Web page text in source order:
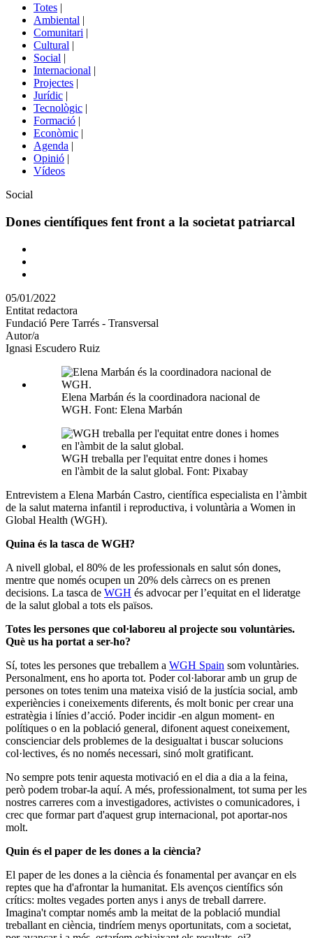
portals
Totes |
Ambiental |
Comunitari |
Cultural |
Social |
Internacional |
Projectes |
Jurídic |
Tecnològic |
Formació |
Econòmic |
Agenda |
Opinió |
Vídeos
Àmbit
la
Social
Dones científiques fent front a la societat patriarcal
Comparteix
altres
xarxes
socials
05/01/2022
Entitat redactora
Fundació Pere Tarrés - Transversal
Autor/a
Ignasi Escudero Ruiz
Elena Marbán és la coordinadora nacional de
WGH. Font: Elena Marbán
WGH treballa per l'equitat entre dones i homes
en l'àmbit de la salut global. Font: Pixabay
Entrevistem a Elena Marbán Castro, científica especialista en l’àmbit
de la salut materna infantil i reproductiva, i voluntària a Women in
Global Health (WGH).
Quina és la tasca de WGH?
A nivell global, el 80% de les professionals en salut són dones,
mentre que només ocupen un 20% dels càrrecs on es prenen
decisions. La tasca de WGH és advocar per l’equitat en el lideratge
de la salut global a tots els països.
Totes les persones que col·laboreu al projecte sou voluntàries.
Què us ha portat a ser-ho?
Sí, totes les persones que treballem a WGH Spain som voluntàries.
Personalment, ens ho aporta tot. Poder col·laborar amb un grup de
persones on totes tenim una mateixa visió de la justícia social, amb
experiències i coneixements diferents, és molt bonic per crear una
estratègia i línies d’acció. Poder incidir -en algun moment- en
polítiques o en la població general, difonent aquest coneixement,
conscienciar dels problemes de la desigualtat i buscar solucions
col·lectives, és no només necessari, sinó molt gratificant.
No sempre pots tenir aquesta motivació en el dia a dia a la feina,
però podem trobar-la aquí. A més, professionalment, tot suma per les
nostres carreres com a investigadores, activistes o comunicadores, i
crec que formar part d'aquest grup internacional, pot aportar-nos
molt.
Quin és el paper de les dones a la ciència?
El paper de les dones a la ciència és fonamental per avançar en els
reptes que ha d'afrontar la humanitat. Els avenços científics són
crítics: moltes vegades porten anys i anys de treball darrere.
Imagina't comptar només amb la meitat de la població mundial
treballant en ciència, tindríem menys oportunitats, com a societat,